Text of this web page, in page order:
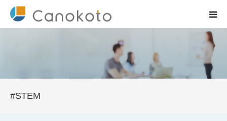
#STEM会社概要